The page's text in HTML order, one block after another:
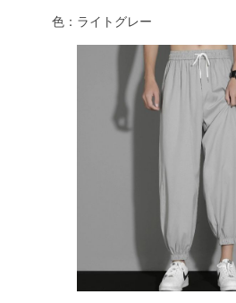
色：ライトグレー